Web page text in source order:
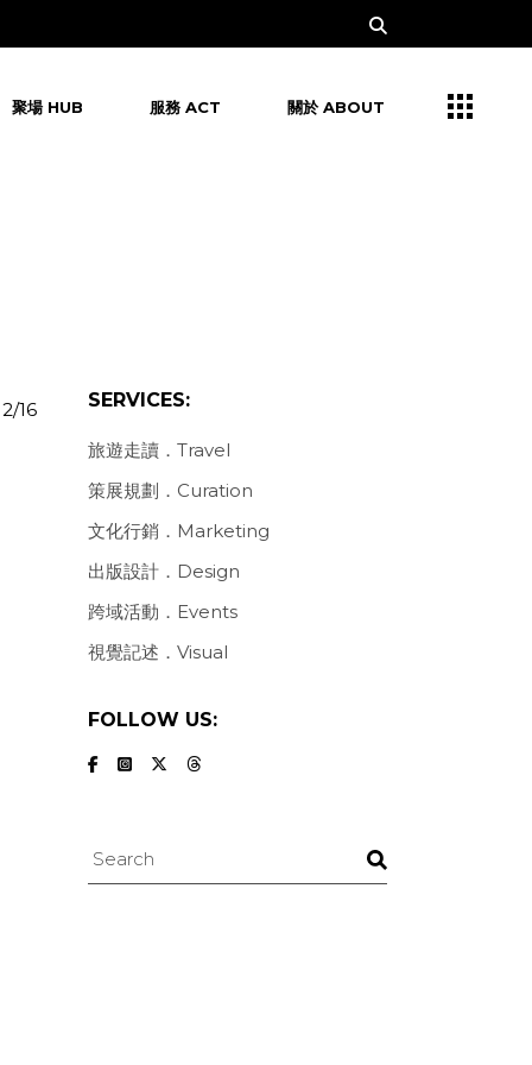
聚場 HUB 服務 ACT 關於 ABOUT
16 SERVICES:
旅遊走讀．Travel
策展規劃．Curation
文化行銷．Marketing
出版設計．Design
跨域活動．Events
視覺記述．Visual
FOLLOW US:
Search